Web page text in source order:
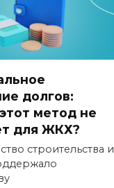
долгов:
метод не
для ЖКХ?
строительства и